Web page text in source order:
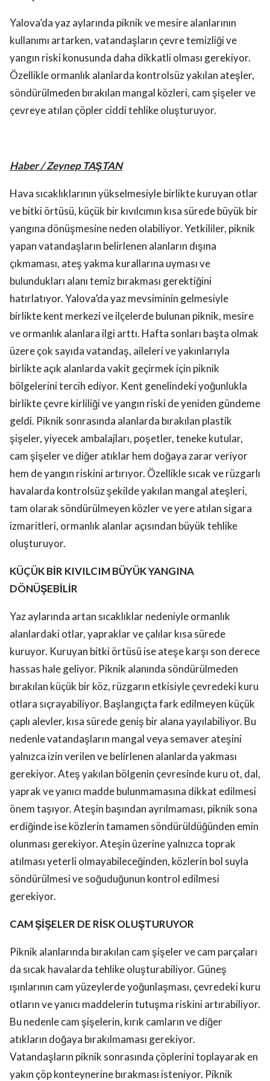
Yalova’da yaz aylarında piknik ve mesire alanlarının
kullanımı artarken, vatandaşların çevre temizliği ve
yangın riski konusunda daha dikkatli olması gerekiyor.
Özellikle ormanlık alanlarda kontrolsüz yakılan ateşler,
söndürülmeden bırakılan mangal közleri, cam şişeler ve
çevreye atılan çöpler ciddi tehlike oluşturuyor.
Haber / Zeynep TAŞTAN
Hava sıcaklıklarının yükselmesiyle birlikte kuruyan otlar
ve bitki örtüsü, küçük bir kıvılcımın kısa sürede büyük bir
yangına dönüşmesine neden olabiliyor. Yetkililer, piknik
yapan vatandaşların belirlenen alanların dışına
çıkmaması, ateş yakma kurallarına uyması ve
bulundukları alanı temiz bırakması gerektiğini
hatırlatıyor. Yalova’da yaz mevsiminin gelmesiyle
birlikte kent merkezi ve ilçelerde bulunan piknik, mesire
ve ormanlık alanlara ilgi arttı. Hafta sonları başta olmak
üzere çok sayıda vatandaş, aileleri ve yakınlarıyla
birlikte açık alanlarda vakit geçirmek için piknik
bölgelerini tercih ediyor. Kent genelindeki yoğunlukla
birlikte çevre kirliliği ve yangın riski de yeniden gündeme
geldi. Piknik sonrasında alanlarda bırakılan plastik
şişeler, yiyecek ambalajları, poşetler, teneke kutular,
cam şişeler ve diğer atıklar hem doğaya zarar veriyor
hem de yangın riskini artırıyor. Özellikle sıcak ve rüzgarlı
havalarda kontrolsüz şekilde yakılan mangal ateşleri,
tam olarak söndürülmeyen közler ve yere atılan sigara
izmaritleri, ormanlık alanlar açısından büyük tehlike
oluşturuyor.
KÜÇÜK BİR KIVILCIM BÜYÜK YANGINA
DÖNÜŞEBİLİR
Yaz aylarında artan sıcaklıklar nedeniyle ormanlık
alanlardaki otlar, yapraklar ve çalılar kısa sürede
kuruyor. Kuruyan bitki örtüsü ise ateşe karşı son derece
hassas hale geliyor. Piknik alanında söndürülmeden
bırakılan küçük bir köz, rüzgarın etkisiyle çevredeki kuru
otlara sıçrayabiliyor. Başlangıçta fark edilmeyen küçük
çaplı alevler, kısa sürede geniş bir alana yayılabiliyor. Bu
nedenle vatandaşların mangal veya semaver ateşini
yalnızca izin verilen ve belirlenen alanlarda yakması
gerekiyor. Ateş yakılan bölgenin çevresinde kuru ot, dal,
yaprak ve yanıcı madde bulunmamasına dikkat edilmesi
önem taşıyor. Ateşin başından ayrılmaması, piknik sona
erdiğinde ise közlerin tamamen söndürüldüğünden emin
olunması gerekiyor. Ateşin üzerine yalnızca toprak
atılması yeterli olmayabileceğinden, közlerin bol suyla
söndürülmesi ve soğuduğunun kontrol edilmesi
gerekiyor.
CAM ŞİŞELER DE RİSK OLUŞTURUYOR
Piknik alanlarında bırakılan cam şişeler ve cam parçaları
da sıcak havalarda tehlike oluşturabiliyor. Güneş
ışınlarının cam yüzeylerde yoğunlaşması, çevredeki kuru
otların ve yanıcı maddelerin tutuşma riskini artırabiliyor.
Bu nedenle cam şişelerin, kırık camların ve diğer
atıkların doğaya bırakılmaması gerekiyor.
Vatandaşların piknik sonrasında çöplerini toplayarak en
yakın çöp konteynerine bırakması isteniyor. Piknik